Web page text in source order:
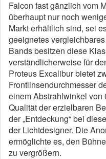
Falcon fast gänzlich vom
überhaupt nur noch
Markt erhältlich sind, sei
geeignetes
Bands besitzen diese
verständlicherweise für
Proteus Excalibur bietet
Frontlinsendurchmesser
einem Abstrahlwinkel von
Qualität der erzielbaren
der „Entdeckung“ bei
der Lichtdesigner. Die
ermöglichte es, den
zu vergrößern.